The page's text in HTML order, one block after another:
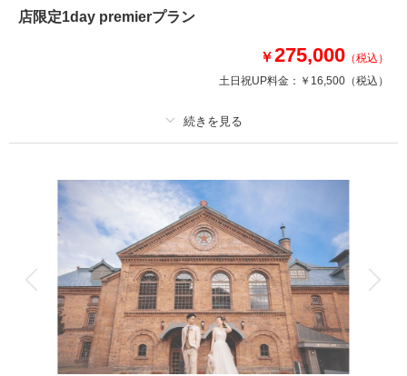
・衣装各1着
・ヘアメイク
このプランで撮影可能な撮影レポート
撮影日：2025年9月1日
撮影場所：百合が原公園 （北海道）
相談予約する
来店・オンライン
撮影日の空き
を確認する
店限定1day premierプラン
￥275,000 （税込）
土日祝UP料金： ￥16,500 （税込）
新婦衣装3着
ヘアメイク
アルバム 20 P データ 140 カット 台紙付写真
衣装追加 会食 挙式
家族と撮影 家族用衣装レンタル ペットと撮影
その他含むもの
中央店最高級衣装ALLプラン内！最高級アルバム”ピュア”＋ミニアルバム2
冊付、アルバム内プレミアレタッチ付、インナーレンタル付